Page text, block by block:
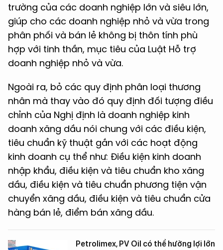
trường của các doanh nghiệp lớn và siêu lớn,
giúp cho các doanh nghiệp nhỏ và vừa trong
phân phối và bán lẻ không bị thôn tính phù
hợp với tinh thần, mục tiêu của Luật Hỗ trợ
doanh nghiệp nhỏ và vừa.
Ngoài ra, bỏ các quy định phân loại thương
nhân mà thay vào đó quy định đối tượng điều
chỉnh của Nghị định là doanh nghiệp kinh
doanh xăng dầu nói chung với các điều kiện,
tiêu chuẩn kỹ thuật gắn với các hoạt động
kinh doanh cụ thể như: Điều kiện kinh doanh
nhập khẩu, điều kiện và tiêu chuẩn kho xăng
dầu, điều kiện và tiêu chuẩn phương tiện vận
chuyển xăng dầu, điều kiện và tiêu chuẩn cửa
hàng bán lẻ, điểm bán xăng dầu.
Petrolimex, PV Oil có thể hưởng lợi lớn